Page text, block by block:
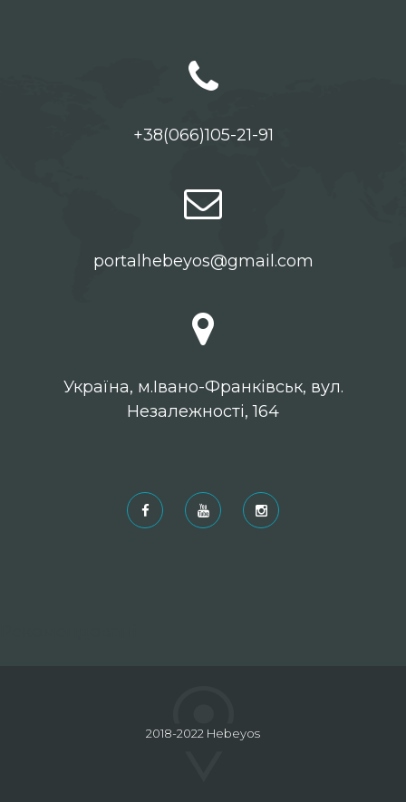
+38(066)105-21-91
portalhebeyos@gmail.com
Українa, м.Івано-Франківськ, вул.
Незалежності, 164
2018-2022 Hebeyos